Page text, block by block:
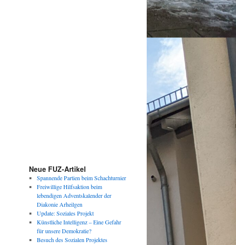
Neue FUZ-Artikel
Spannende Partien beim Schachturnier
Freiwillige Hilfsaktion beim
lebendigen Adventskalender der
Diakonie Arheilgen
Update: Soziales Projekt
Künstliche Intelligenz – Eine Gefahr
für unsere Demokratie?
Besuch des Sozialen Projektes